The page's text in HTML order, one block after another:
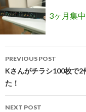
終了です
3ヶ月集
Post
navigation
PREVIOUS POST
Kさんがチラシ100枚で2
た！
NEXT POST